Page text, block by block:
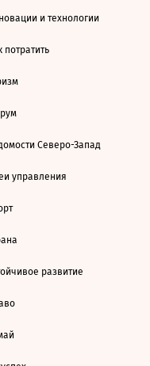
и технологии
потратить
Северо-Запад
управления
развитие